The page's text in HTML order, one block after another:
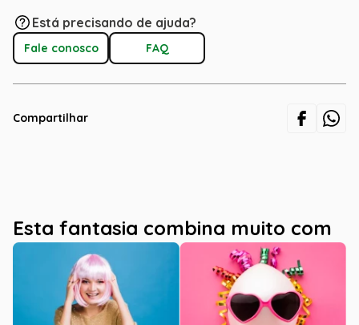
Está precisando de ajuda?
Fale conosco FAQ
Compartilhar
Esta fantasia combina muito com